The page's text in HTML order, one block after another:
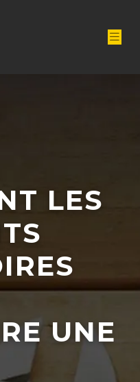
LES
UNE